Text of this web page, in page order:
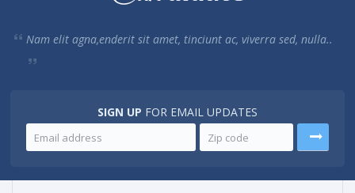
Nam elit agna,enderit sit amet, tinciunt ac, viverra sed, nulla..
SIGN UP FOR EMAIL UPDATES